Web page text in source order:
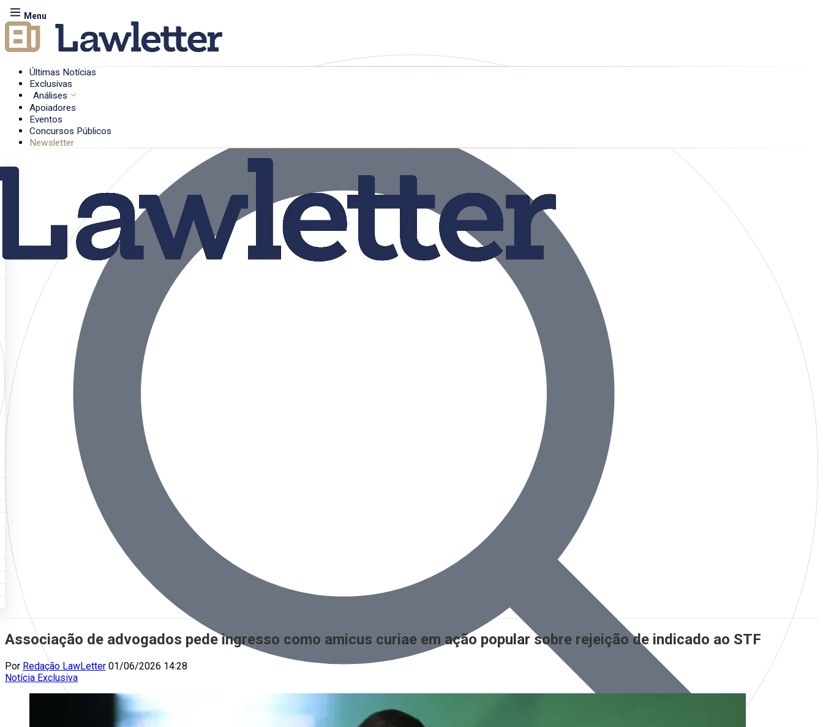
Menu
Últimas Notícias
Exclusivas
Análises
Apoiadores
Eventos
Concursos Públicos
Newsletter
Associação de advogados pede ingresso como amicus curiae em ação popular sobre rejeição de indicado ao STF
Por Redação LawLetter 01/06/2026 14:28
Notícia Exclusiva